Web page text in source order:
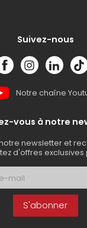
Suivez-nous
Notre chaîne
vous à notre
newsletter et
d'offres
S'abonner